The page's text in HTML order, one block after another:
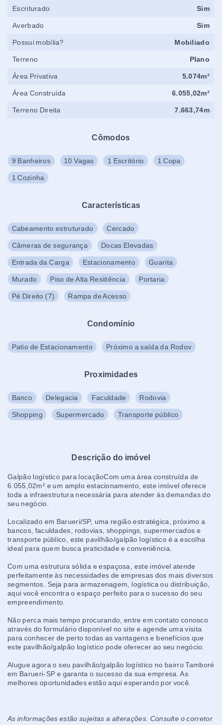
Cômodos
9 Banheiros 10 Vagas 1 Escritório 1 Copa
1 Cozinha
Características
Cabeamento estruturado Cercado
Câmeras de segurança Docas Elevadas
Entrada da Carga Estacionamento Guarita
Murado Piso de Alta Resiitência Portaria
Pé Direito (7) Rampa de Acesso
Condomínio
Patio de Estacionamento Próximo a saída da Rodov
Proximidades
Banco Delegacia Faculdade Rodovia
Shopping Supermercado Transporte público
Descrição do imóvel
Galpão logístico para locaçãoCom uma área construída de
6.055,02m² e um amplo estacionamento, este imóvel oferece
toda a infraestrutura necessária para atender às demandas do
seu negócio.
Localizado em Barueri/SP, uma região estratégica, próximo a
bancos, faculdades, rodovias, shoppings, supermercados e
transporte público, este pavilhão/galpão logístico é a escolha
ideal para quem busca praticidade e conveniência.
Com uma estrutura sólida e espaçosa, este imóvel atende
perfeitamente às necessidades de empresas dos mais diversos
segmentos. Seja para armazenagem, logística ou distribuição,
aqui você encontra o espaço perfeito para o sucesso do seu
empreendimento.
Não perca mais tempo procurando, entre em contato conosco
através do formulário disponível no site e agende uma visita
para conhecer de perto todas as vantagens e benefícios que
este pavilhão/galpão logístico pode oferecer ao seu negócio.
Alugue agora o seu pavilhão/galpão logístico no bairro Tamboré
em Barueri-SP e garanta o sucesso da sua empresa. As
melhores oportunidades estão aqui esperando por você.
As informações estão sujeitas a alterações. Consulte o corretor
Escriturado Sim
Averbado Sim
Possui mobília? Mobiliado
Terreno Plano
Área Privativa 5.074m²
Área Construída 6.055,02m²
Terreno Direita 7.663,74m